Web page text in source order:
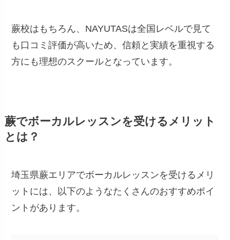
蕨校はもちろん、NAYUTASは全国レベルで見て
も口コミ評価が高いため、信頼と実績を重視する
方にも理想のスクールとなっています。
蕨でボーカルレッスンを受けるメリット
とは？
埼玉県蕨エリアでボーカルレッスンを受けるメリ
ットには、以下のようなたくさんのおすすめポイ
ントがあります。